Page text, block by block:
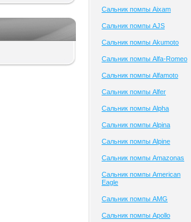
Сальник помпы Aixam
Сальник помпы AJS
Сальник помпы Akumoto
Сальник помпы Alfa-Romeo
Сальник помпы Alfamoto
Сальник помпы Alfer
Сальник помпы Alpha
Сальник помпы Alpina
Сальник помпы Alpine
Сальник помпы Amazonas
Сальник помпы American
Eagle
Сальник помпы AMG
Сальник помпы Apollo